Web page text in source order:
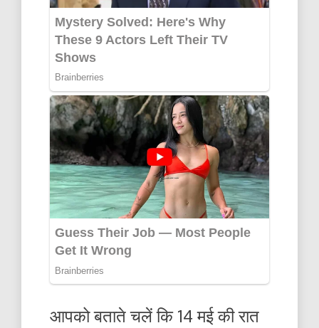
आपको बताते चलें कि 14 मई की रात